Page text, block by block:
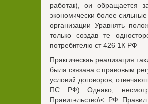
работак), ои обращается
экономически более
организации Уравнять
только создав те
потребителю ст 426 1К РФ
Пракгическаь реализация
была связана с правовым
условий договоров,
ПС РФ) Однако,
Правительство\< РФ